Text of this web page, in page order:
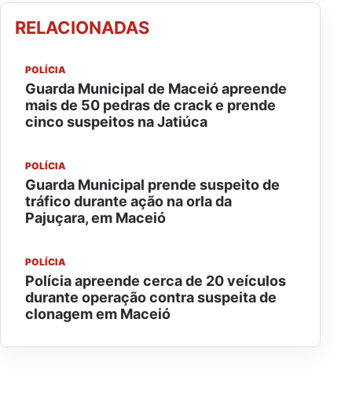
RELACIONADAS
POLÍCIA
Guarda Municipal de Maceió apreende
mais de 50 pedras de crack e prende
cinco suspeitos na Jatiúca
POLÍCIA
Guarda Municipal prende suspeito de
tráfico durante ação na orla da
Pajuçara, em Maceió
POLÍCIA
Polícia apreende cerca de 20 veículos
durante operação contra suspeita de
clonagem em Maceió